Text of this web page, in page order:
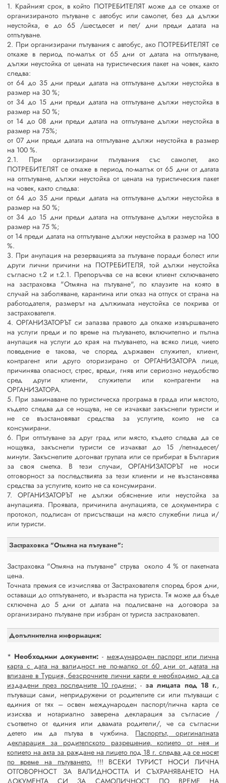
1. Крайният срок, в който ПОТРЕБИТЕЛЯТ може да се откаже от
организираното пътуване с автобус или самолет, без да дължи
неустойка, е до 65 /шестдесет и пет/ дни преди датата на
отпътуване.
2. При организирани пътувания с автобус, ако ПОТРЕБИТЕЛЯТ се
откаже в период по-малък от 65 дни от датата на отпътуване,
дължи неустойка от цената на туристическия пакет на човек, както
следва:
от 64 до 35 дни преди датата на отпътуване дължи неустойка в
размер на 30 %;
от 34 до 15 дни преди датата на отпътуване дължи неустойка в
размер на 50 %;
от 14 до 08 дни преди датата на отпътуване дължи неустойка в
размер на 75%;
от 07 дни преди датата на отпътуване дължи неустойка в размер
на 100 %.
2.1. При организирани пътувания със самолет, ако
ПОТРЕБИТЕЛЯТ се откаже в период по-малък от 65 дни от датата
на отпътуване, дължи неустойка от цената на туристическия пакет
на човек, както следва:
от 64 до 35 дни преди датата на отпътуване дължи неустойка в
размер на 50 %;
от 34 до 15 дни преди датата на отпътуване дължи неустойка в
размер на 75 %;
от 14 преди датата на отпътуване дължи неустойка в размер на 100
%.
3. При анулация на резервацията за пътуване поради болест или
други лични причини на ПОТРЕБИТЕЛЯ, той дължи неустойка
съгласно т.2 и т.2.1. Препоръчва се на всеки клиент сключването
на застраховка "Отмяна на пътуване", по клаузите на която в
случай на заболяване, карантина или отказ на отпуск от страна на
работодателя, размерът на дължимата неустойка се покрива от
застрахователя.
4. ОРГАНИЗАТОРЪТ си запазва правото да откаже извършването
на услуги преди и по време на пътуването, включително и пълна
анулация на услуги до края на пътуването, на всяко лице, чието
поведение е такова, че според държавен служител, клиент,
контрагент или друго оторизирано от ОРГАНИЗАТОРА лице,
причинява опасност, стрес, вреди, гняв или сериозно неудобство
сред други клиенти, служители или контрагенти на
ОРГАНИЗАТОРА.
5. При заминаване по туристическа програма в града или мястото,
където следва да се нощува, не се изчакват закъснели туристи и
не се възстановяват средства за услугите, които не са
консумирани.
6. При отпътуване за друг град или място, където следва да се
нощувка, закъснели туристи се изчакват до 15 /петнадесет/
минути. Закъснелите догонват групата или се прибират в България
за своя сметка. В тези случаи, ОРГАНИЗАТОРЪТ не носи
отговорност за последствията за тези клиенти и не възстановява
средства за услугите, които не са консумирани.
7. ОРГАНИЗАТОРЪТ не дължи обяснение или неустойка за
анулацията. Проявата, причинила анулацията, се документира с
протокол, подписан от присъстващи на място служебни лица и/
или туристи.
Застраховка "Отмяна на пътуване":
Застраховка "Отмяна на пътуване" струва около 4 % от пакетната
цена.
Точната премия се изчислява от Застрахователя според броя дни,
оставащи до отпътуването, и възрастта на туриста. Тя може да бъде
сключена до 5 дни от датата на подписване на договора за
организирано пътуване при избран от туриста застраховател.
Допълнителна информация:
* Необходими документи: - международен паспорт или лична
карта с дата на валидност не по-малко от 60 дни от датата на
влизане в Турция, безсрочните лични карти е необходимо да са
издадени през последните 10 години; - за лицата под 18 г.,
пътуващи сами, непридружени от родителите си или пътуващи с
единия от тях – освен международен паспорт/лична карта се
изисква и нотариално заверена декларация за съгласие /
съответно от единия или двамата родители/, че са съгласни
детето им да пътува в чужбина. Паспортът, оригиналната
декларация за родителското разрешение, копието от нея и
копието на акта за раждане на лицето под 18 г. следва да се носят
по време на пътуването. !!! ВСЕКИ ТУРИСТ НОСИ ЛИЧНА
ОТГОВОРНОСТ ЗА ВАЛИДНОСТТА И СЪХРАНЯВАНЕТО НА